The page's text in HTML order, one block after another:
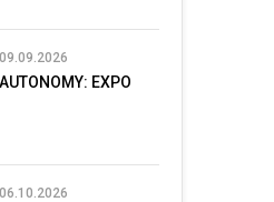
09.09.2026
AUTONOMY: EXPO
06.10.2026